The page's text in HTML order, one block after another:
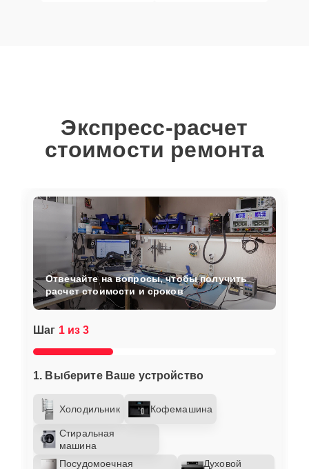
Экспресс-расчет
стоимости ремонта
Шаг 1 из 3
1. Выберите Ваше устройство
Холодильник Кофемашина
Стиральная
машина
Посудомоечная
Духовой
Отвечайте на вопросы, чтобы получить
расчет стоимости и сроков